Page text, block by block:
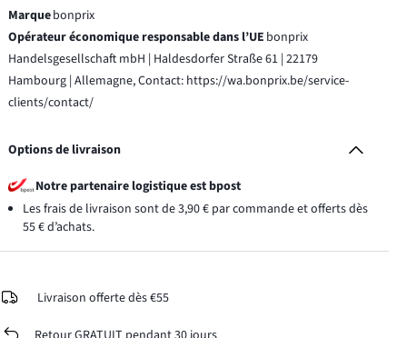
Marquebonprix
Opérateur économique responsable dans l’UE bonprix
Handelsgesellschaft mbH | Haldesdorfer Straße 61 | 22179
Hambourg | Allemagne, Contact: https://wa.bonprix.be/service-
clients/contact/
Options de livraison
Notre partenaire logistique est bpost
Les frais de livraison sont de 3,90 € par commande et offerts dès
55 € d’achats.
Livraison offerte dès €55